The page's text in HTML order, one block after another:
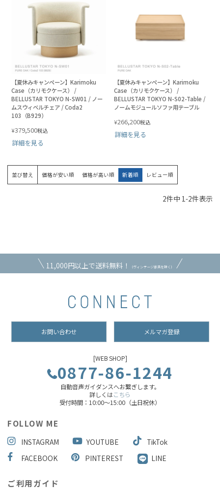
【夏休みキャンペーン】Karimoku
Case（カリモクケース） /
BELLUSTAR TOKYO N-SW01 / ノー
ムスウィベルチェア / Coda2
103（B929）
¥379,500税込
詳細を見る
【夏休みキャンペーン】Karimoku
Case（カリモクケース） /
BELLUSTAR TOKYO N-S02-Table /
ノームモジュールソファ用テーブル
¥266,200税込
詳細を見る
並び替え 価格が安い順 価格が高い順 新着順 レビュー順
2件中 1 -2件表示
11,000円以上で送料無料！ （ヴィンテージ家具を除く）
お問い合わせ メルマガ登録
[WEB SHOP]
0877-86-1244
自動音声ガイダンスへお繋ぎします。
詳しくはこちら
受付時間：10:00～15:00（土日祝休）
FOLLOW ME
INSTAGRAM YOUTUBE
TikTok
FACEBOOK
PINTEREST LINE
ご利用ガイド